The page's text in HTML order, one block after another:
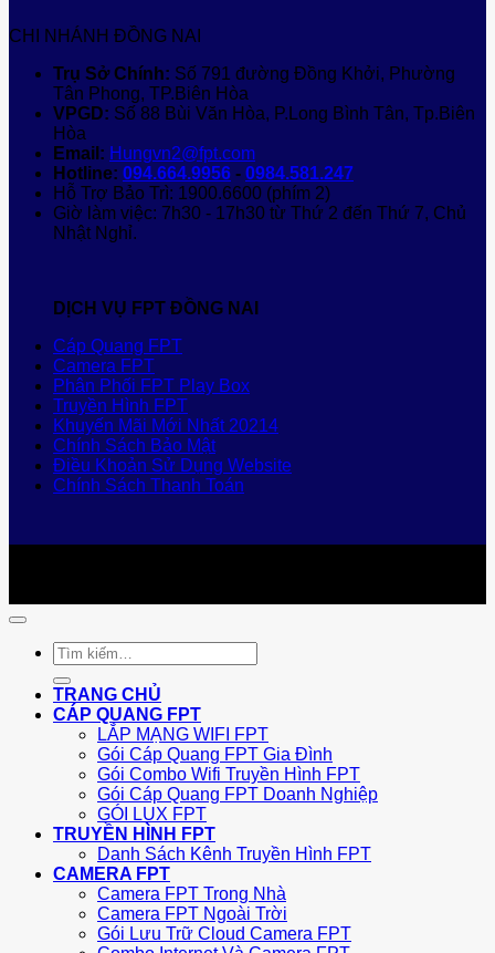
CHI NHÁNH ĐỒNG NAI
Trụ Sở Chính: Số 791 đường Đồng Khởi, Phường
Tân Phong, TP.Biên Hòa
VPGD: Số 88 Bùi Văn Hòa, P.Long Bình Tân, Tp.Biên
Hòa
Email: Hungvn2@fpt.com
Hotline: 094.664.9956 - 0984.581.247
Hỗ Trợ Bảo Trì: 1900.6600 (phím 2)
Giờ làm việc: 7h30 - 17h30 từ Thứ 2 đến Thứ 7, Chủ
Nhật Nghỉ.
DỊCH VỤ FPT ĐỒNG NAI
Cáp Quang FPT
Camera FPT
Phân Phối FPT Play Box
Truyền Hình FPT
Khuyến Mãi Mới Nhất 20214
Chính Sách Bảo Mật
Điều Khoản Sử Dụng Website
Chính Sách Thanh Toán
Tìm
kiếm:
TRANG CHỦ
CÁP QUANG FPT
LẮP MẠNG WIFI FPT
Gói Cáp Quang FPT Gia Đình
Gói Combo Wifi Truyền Hình FPT
Gói Cáp Quang FPT Doanh Nghiệp
GÓI LUX FPT
TRUYỀN HÌNH FPT
Danh Sách Kênh Truyền Hình FPT
CAMERA FPT
Camera FPT Trong Nhà
Camera FPT Ngoài Trời
Gói Lưu Trữ Cloud Camera FPT